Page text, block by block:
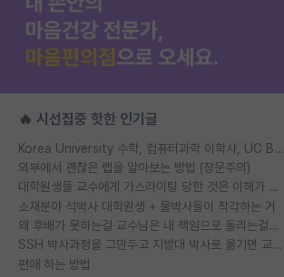
🔥 시선집중 핫한 인기글
Korea University 수학, 컴퓨터과학 이학사, UC Berkeley 산업공학 대학원 공학박사가 되는 것은 쉽지 않겠죠?
외부에서 괜찮은 랩을 알아보는 방법 (장문주의)
대학원생들 교수에게 가스라이팅 당한 것은 이해가 갑니다. 안타깝네요.
소재분야 석박사 대학원생 + 물박사들이 착각하는 거
왜 후배가 못하는걸 교수님은 내 책임으로 돌리는걸까요?
SSH 박사과정을 그만두고 지방대 박사로 옮기면 교수의 꿈은 끝일까요?
편애 하는 방법